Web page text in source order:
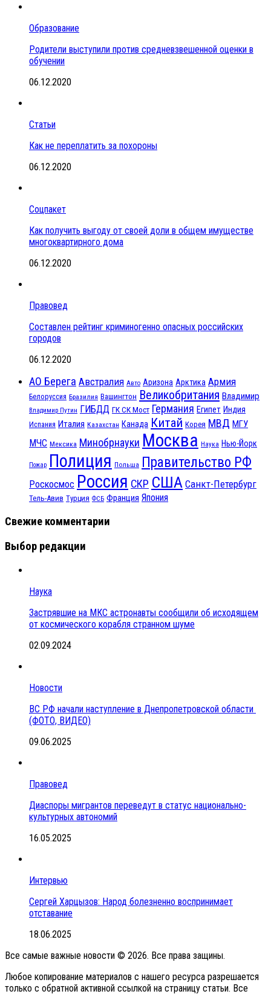
Образование
Родители выступили против средневзвешенной оценки в
обучении
06.12.2020
Статьи
Как не переплатить за похороны
06.12.2020
Соцпакет
Как получить выгоду от своей доли в общем имуществе
многоквартирного дома
06.12.2020
Правовед
Составлен рейтинг криминогенно опасных российских
городов
06.12.2020
АО Берега Австралия Авто Аризона Арктика Армия
Белоруссия Бразилия Вашингтон Великобритания Владимир
Владимир Путин ГИБДД ГК СК Мост Германия Египет Индия
Испания Италия Казахстан Канада Китай Корея МВД МГУ
МЧС Мексика Минобрнауки Москва Наука Нью-Йорк
Пожар Полиция Польша Правительство РФ
Роскосмос Россия СКР США Санкт-Петербург
Тель-Авив Турция ФСБ Франция Япония
Свежие комментарии
Выбор редакции
Наука
Застрявшие на МКС астронавты сообщили об исходящем
от космического корабля странном шуме
02.09.2024
Новости
ВС РФ начали наступление в Днепропетровской области
(ФОТО, ВИДЕО)
09.06.2025
Правовед
Диаспоры мигрантов переведут в статус национально-
культурных автономий
16.05.2025
Интервью
Сергей Харцызов: Народ болезненно воспринимает
отставание
18.06.2025
Все самые важные новости © 2026. Все права защины.
Любое копирование материалов с нашего ресурса разрешается
только с обратной активной ссылкой на страницу статьи. Все